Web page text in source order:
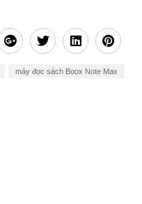
máy đọc sách Boox Note Max